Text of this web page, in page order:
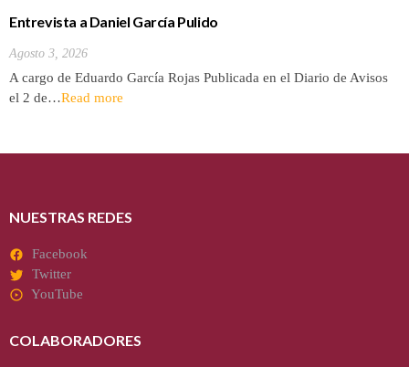
Entrevista a Daniel García Pulido
Agosto 3, 2026
A cargo de Eduardo García Rojas Publicada en el Diario de Avisos
el 2 de…Read more
NUESTRAS REDES
Facebook
Twitter
YouTube
COLABORADORES